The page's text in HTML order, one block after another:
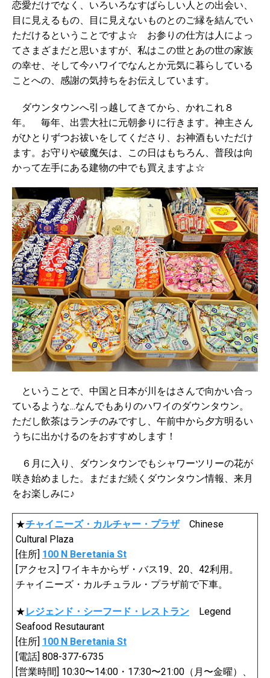
恋愛だけでなく、いろいろなすばらしい人との出会い、
目に見えるもの、目に見えないものとのご縁を結んでい
ただけるということですよ☆ お参りの仕方は人によっ
てさまざまだと思いますが、私はこの世とあの世の家族
の幸せ、そして今ハワイでなんとか元気に暮らしている
ことへの、感謝の気持ちをお伝えしています。
ダウンタウンへ引っ越してきてから、かれこれ８
年。 毎年、出雲大社に元朝参りに行きます。神主さん
がひとりずつお祓いをしてくださり、お神酒もいただけ
ます。お守りや破魔矢は、この日はもちろん、普段は向
かって左手にある建物の中でも買えますよ☆
ということで、中国と日本が川をはさんで向かい合っ
ているような...なんでもありのハワイのダウンタウン。
ただし飲茶はランチのみですし、午前中から夕方明るい
うちに出かけるのをおすすめします！
６月に入り、ダウンタウンでもシャワーツリーの花が
咲き始めました。まだまだ続くダウンタウン情報、来月
をお楽しみに♪
★チャイニーズ・カルチャー・プラザChinese
Cultural Plaza
[住所] 100 N Beretania St
[アクセス] ワイキキからザ・バス19、20、42利用。
チャイニーズ・カルチュラル・プラザ前で下車。
★レジェンド・シーフード・レストラン Legend
Seafood Resutaurant
[住所] 100 N Beretania St
[電話] 808-377-6735
[営業時間] 10:30〜14:00・17:30〜21:00（月〜金曜）、